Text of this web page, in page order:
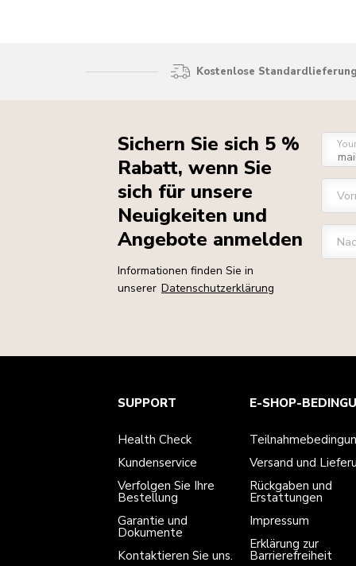
Kostenlose
Sichern Sie sich 5 %
Rabatt, wenn Sie
sich für unsere
Neuigkeiten und
Angebote anmelden
Informationen finden Sie in
unserer Datenschutzerklärung
Health Check
Kundenservice
Kontaktieren Sie uns.
Teilnahmebedingungen
Versand und Lieferung
Erklärung zur Barrierefreiheit
Die Marke
Unsere Geschichte
Händlersuche
SUPPORT
Health Check
Kundenservice
Verfolgen Sie Ihre
Bestellung
Garantie und
Dokumente
Kontaktieren Sie uns.
E-SHOP-
Versand und
Rückgaben und
Erstattungen
Impressum
Erklärung zur
Barrierefreiheit